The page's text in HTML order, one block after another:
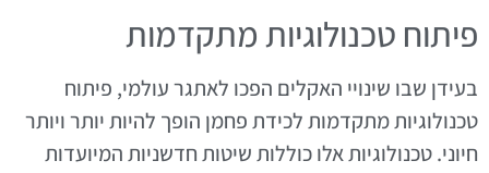
פיתוח טכנולוגיות מתקדמות
בעידן שבו שינויי האקלים הפכו לאתגר עולמי, פיתוח
טכנולוגיות מתקדמות לכידת פחמן הופך להיות יותר ויותר
חיוני. טכנולוגיות אלו כוללות שיטות חדשניות המיועדות